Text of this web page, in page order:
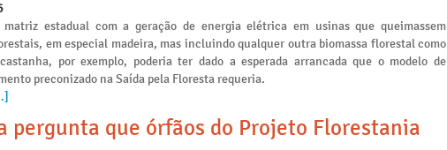
matriz estadual com a geração de energia elétrica em usinas que queimassem
em especial madeira, mas incluindo qualquer outra biomassa florestal como
por exemplo, poderia ter dado a esperada arrancada que o modelo de
preconizado na Saída pela Floresta requeria.
pergunta que órfãos do Projeto Florestania